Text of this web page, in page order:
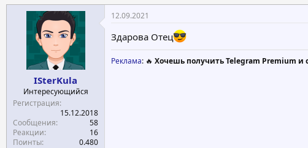
ISterKula
Интересующийся
Регистрация
15.12.2018
Сообщения
58
Реакции
16
Поинты
0.480
12.09.2021
Здарова Отец
Реклама: 🔥 Хочешь получить Telegram Premium и